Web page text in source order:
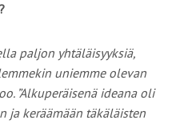
paljon yhtäläisyyksiä,
uniemme olevan
”Alkuperäisenä ideana oli
ja keräämään täkäläisten